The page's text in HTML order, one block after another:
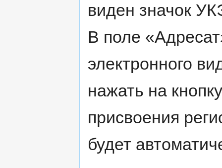
виден значок
В поле
электронного
нажать на
присвоения
будет